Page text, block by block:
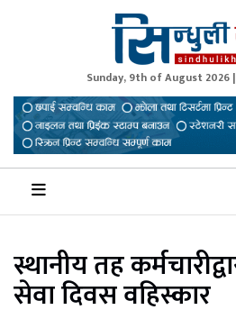
Sindhuli Khabar
News from Sindhuli Nepal
Sunday, 9th of August 2026 |
स्थानीय तह
सेवा दिवस वहिस्कार